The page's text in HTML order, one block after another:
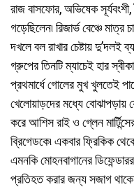
রাজ বাসফোর, অভিষেক
গড়েছিলেন৷ রিজার্ভ বেঞ্চে
দখলে বল রাখার চেষ্টায় দু’দলই
গ্রুপের তিনটি ম্যাচেই হার
প্রথমার্ধে গোলের মুখ খুলতেই
খেলোয়াড়দের মধ্যে বোঝাপড়ায়
করে আশিস রাই ও গ্লেন
ব্রিগেডকে৷ একবার ফ্রিকিক
এমনকি মোহনবাগানের
প্রতিহত করার জন্য সজাগ